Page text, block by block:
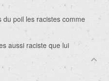
poil les racistes comme
aussi raciste que lui